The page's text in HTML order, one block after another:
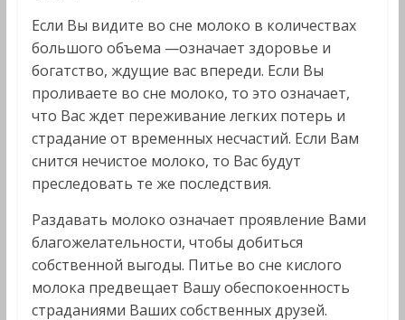
Если Вы видите во сне молоко в количествах
большого объема —означает здоровье и
богатство, ждущие вас впереди. Если Вы
проливаете во сне молоко, то это означает,
что Вас ждет переживание легких потерь и
страдание от временных несчастий. Если Вам
снится нечистое молоко, то Вас будут
преследовать те же последствия.
Раздавать молоко означает проявление Вами
благожелательности, чтобы добиться
собственной выгоды. Питье во сне кислого
молока предвещает Вашу обеспокоенность
страданиями Ваших собственных друзей.